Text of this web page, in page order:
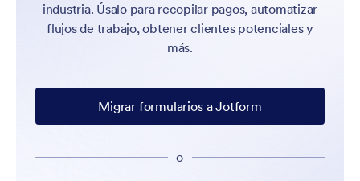
industria. Úsalo para recopilar pagos, automatizar
flujos de trabajo, obtener clientes potenciales y
más.
Migrar formularios a Jotform
o